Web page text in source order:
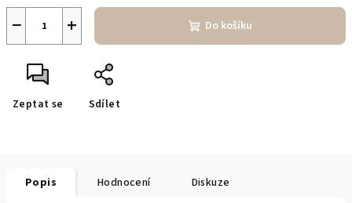
+
− Do košíku
Zeptat se Sdílet
Popis Hodnocení Diskuze